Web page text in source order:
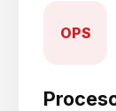
OPS